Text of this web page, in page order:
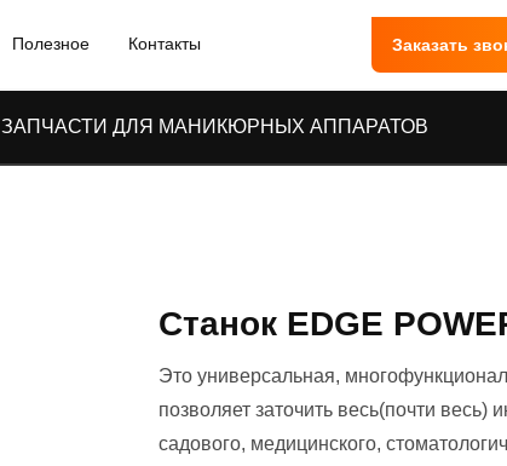
Полезное Контакты Заказать
ЗАПЧАСТИ ДЛЯ МАНИКЮРНЫХ АППАРАТОВ
Станок EDGE
Это универсальная,
позволяет заточить весь(почти весь)
садового, медицинского,